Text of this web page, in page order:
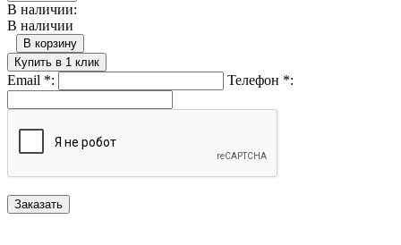
В наличии:
В наличии
В корзину
Купить в 1 клик
Email *: Телефон *: